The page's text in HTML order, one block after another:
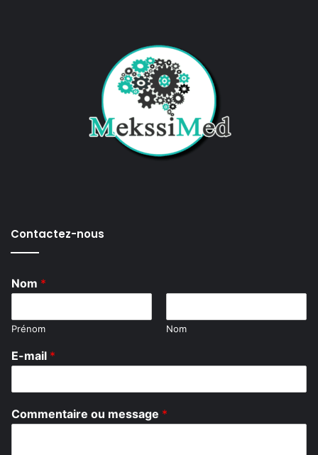
Contactez-nous
Nom *
Prénom Nom
E-mail *
*
C
Commentaire ou message *